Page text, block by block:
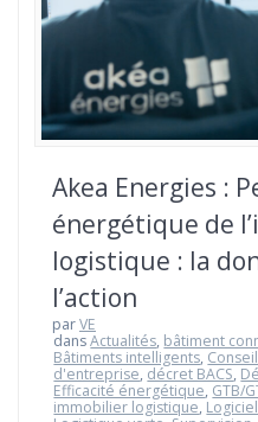
Akea Energies :
énergétique de
logistique : la
l’action
parVE
dansActualités, bâtiment
Bâtiments intelligents,
d'entreprise, décret BACS,
Efficacité énergétique, GTB/
immobilier logistique,